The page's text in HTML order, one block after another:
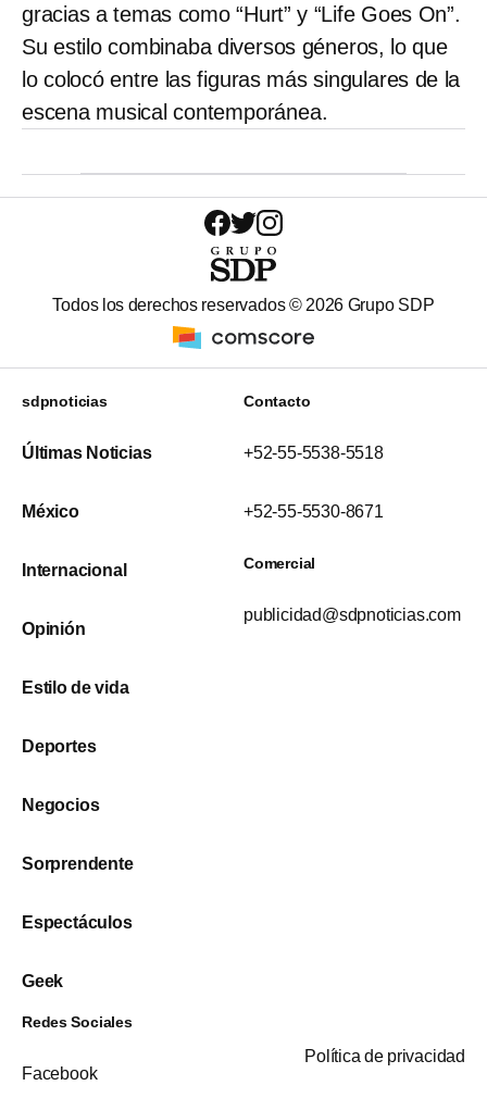
gracias a temas como “Hurt” y “Life Goes On”.
Su estilo combinaba diversos géneros, lo que
lo colocó entre las figuras más singulares de la
escena musical contemporánea.
Todos los derechos reservados © 2026 Grupo SDP
sdpnoticias
Últimas Noticias
México
Internacional
Opinión
Estilo de vida
Deportes
Negocios
Sorprendente
Espectáculos
Geek
Contacto
+52-55-5538-5518
+52-55-5530-8671
Comercial
publicidad@sdpnoticias.com
Redes Sociales
Facebook
Política de privacidad